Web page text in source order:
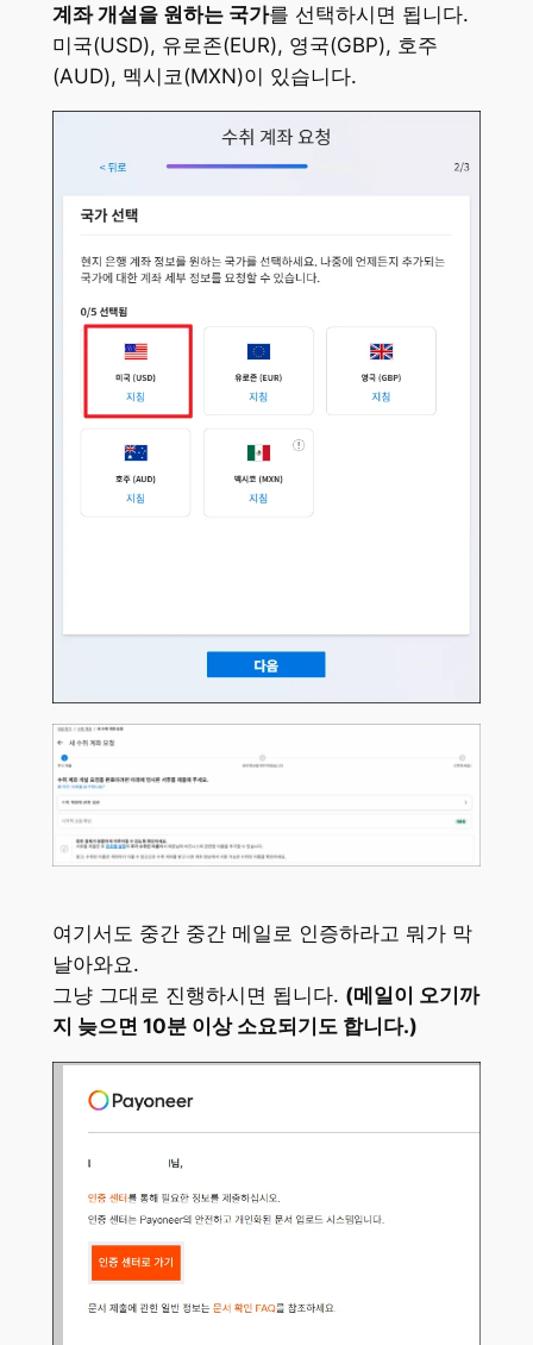
계좌 개설을 원하는 국가를 선택하시면 됩니다.
미국(USD), 유로존(EUR), 영국(GBP), 호주
(AUD), 멕시코(MXN)이 있습니다.
여기서도 중간 중간 메일로 인증하라고 뭐가 막
날아와요.
그냥 그대로 진행하시면 됩니다. (메일이 오기까
지 늦으면 10분 이상 소요되기도 합니다.)